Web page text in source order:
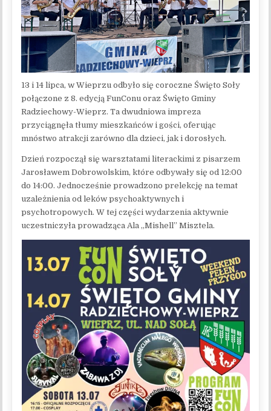
13 i 14 lipca, w Wieprzu odbyło się coroczne Święto Soły
połączone z 8. edycją FunConu oraz Święto Gminy
Radziechowy-Wieprz. Ta dwudniowa impreza
przyciągnęła tłumy mieszkańców i gości, oferując
mnóstwo atrakcji zarówno dla dzieci, jak i dorosłych.
Dzień rozpoczął się warsztatami literackimi z pisarzem
Jarosławem Dobrowolskim, które odbywały się od 12:00
do 14:00. Jednocześnie prowadzono prelekcję na temat
uzależnienia od leków psychoaktywnych i
psychotropowych. W tej części wydarzenia aktywnie
uczestniczyła prowadząca Ala „Mishell” Misztela.